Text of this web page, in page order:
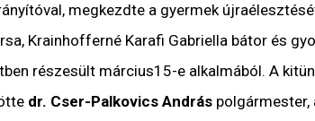
megkezdte a gyermek
Krainhofferné Karafi Gabriella bátor és
részesült március15-e alkalmából. A
dr. Cser-Palkovics Andráspolgármester,